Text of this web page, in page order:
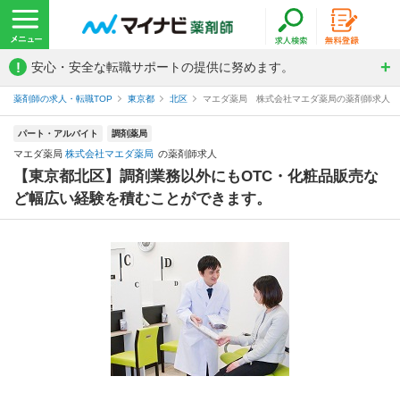
! 安心・安全な転職サポートの提供に努めます。
薬剤師の求人・転職TOP 東京都 北区 マエダ薬局 株式会社マエダ薬局の薬剤師求人
パート・アルバイト 調剤薬局
マエダ薬局 株式会社マエダ薬局 の薬剤師求人
【東京都北区】調剤業務以外にもOTC・化粧品販売な
ど幅広い経験を積むことができます。